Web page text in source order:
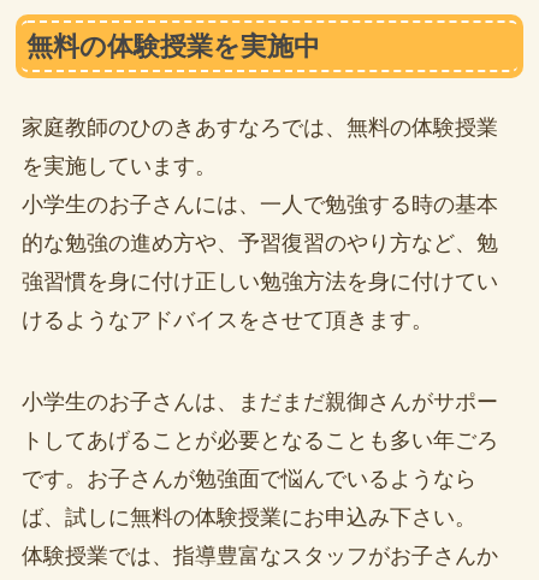
無料の体験授業を実施中
家庭教師のひのきあすなろでは、無料の体験授業
を実施しています。
小学生のお子さんには、一人で勉強する時の基本
的な勉強の進め方や、予習復習のやり方など、勉
強習慣を身に付け正しい勉強方法を身に付けてい
けるようなアドバイスをさせて頂きます。
小学生のお子さんは、まだまだ親御さんがサポー
トしてあげることが必要となることも多い年ごろ
です。お子さんが勉強面で悩んでいるようなら
ば、試しに無料の体験授業にお申込み下さい。
体験授業では、指導豊富なスタッフがお子さんか